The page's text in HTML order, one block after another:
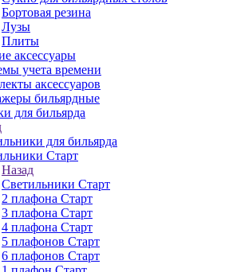
Бортовая резина
Лузы
Плиты
аксессуары
учета времени
аксессуаров
бильярдные
для бильярда
для бильярда
Старт
Назад
Светильники Старт
2 плафона Старт
3 плафона Старт
4 плафона Старт
5 плафонов Старт
6 плафонов Старт